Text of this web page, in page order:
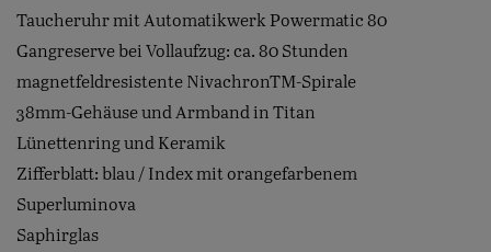
Taucheruhr mit Automatikwerk Powermatic 80
Gangreserve bei Vollaufzug: ca. 80 Stunden
magnetfeldresistente NivachronTM-Spirale
38mm-Gehäuse und Armband in Titan
Lünettenring und Keramik
Zifferblatt: blau / Index mit orangefarbenem
Superluminova
Saphirglas